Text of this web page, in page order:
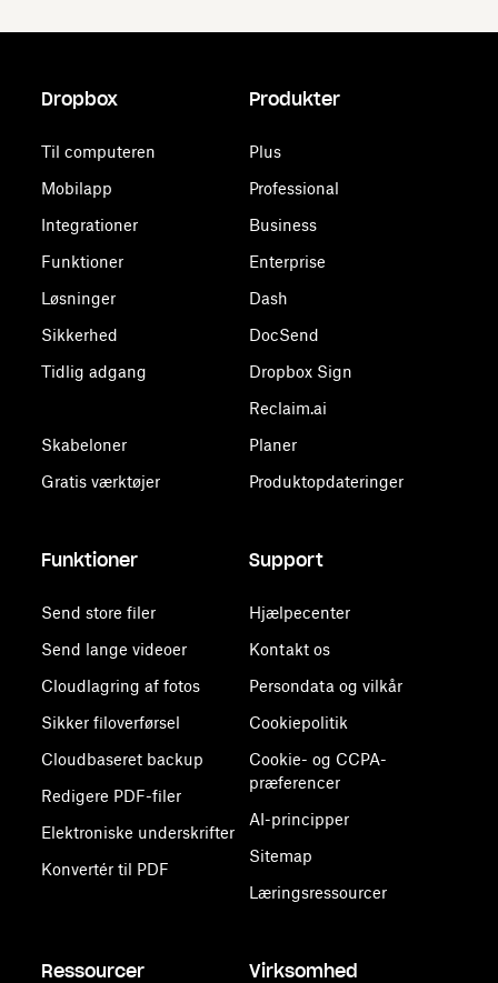
Dropbox
Til computeren
Mobilapp
Integrationer
Funktioner
Løsninger
Sikkerhed
Tidlig adgang
Skabeloner
Gratis værktøjer
Produkter
Plus
Professional
Business
Enterprise
Dash
DocSend
Dropbox Sign
Reclaim.ai
Planer
Produktopdateringer
Funktioner
Send store filer
Send lange videoer
Cloudlagring af fotos
Sikker filoverførsel
Cloudbaseret backup
Redigere PDF-filer
Elektroniske underskrifter
Konvertér til PDF
Support
Hjælpecenter
Kontakt os
Persondata og vilkår
Cookiepolitik
Cookie- og CCPA-
præferencer
AI-principper
Sitemap
Læringsressourcer
Ressourcer Virksomhed